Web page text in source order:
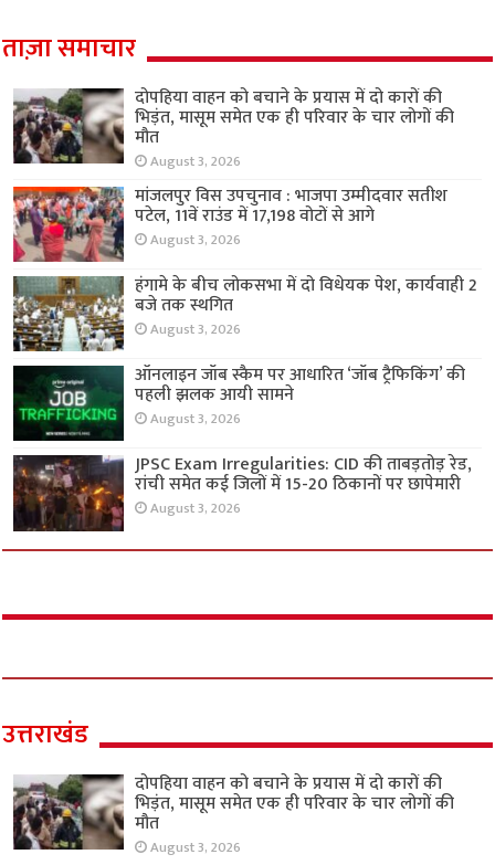
ताज़ा समाचार
दोपहिया वाहन को बचाने के प्रयास में दो कारों की
भिड़ंत, मासूम समेत एक ही परिवार के चार लोगों की
मौत
August 3, 2026
मांजलपुर विस उपचुनाव : भाजपा उम्मीदवार सतीश
पटेल, 11वें राउंड में 17,198 वोटों से आगे
August 3, 2026
हंगामे के बीच लोकसभा में दो विधेयक पेश, कार्यवाही 2
बजे तक स्थगित
August 3, 2026
ऑनलाइन जॉब स्कैम पर आधारित ‘जॉब ट्रैफिकिंग’ की
पहली झलक आयी सामने
August 3, 2026
JPSC Exam Irregularities: CID की ताबड़तोड़ रेड,
रांची समेत कई जिलों में 15-20 ठिकानों पर छापेमारी
August 3, 2026
उत्तराखंड
दोपहिया वाहन को बचाने के प्रयास में दो कारों की
भिड़ंत, मासूम समेत एक ही परिवार के चार लोगों की
मौत
August 3, 2026